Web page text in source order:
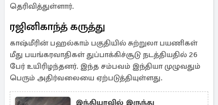
தெரிவித்துள்ளார்.
ரஜினிகாந்த் கருத்து
காஷ்மீரின் பஹல்காம் பகுதியில் சுற்றுலா பயணிகள்
மீது பயங்கரவாதிகள் துப்பாக்கிச்சூடு நடத்தியதில் 26
பேர் உயிரிழந்தனர். இந்த சம்பவம் இந்தியா முழுவதும்
பெரும் அதிர்வலையை ஏற்படுத்தியுள்ளது.
இந்தியாவில் இருந்து